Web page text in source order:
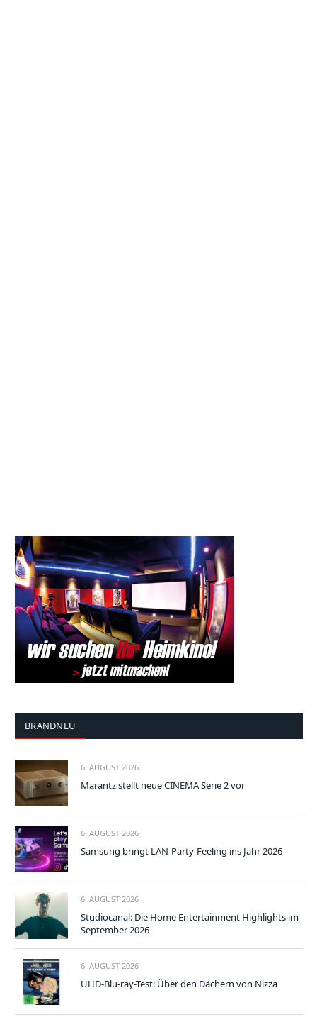
BRANDNEU
6. AUGUST 2026
Marantz stellt neue CINEMA Serie 2 vor
6. AUGUST 2026
Samsung bringt LAN-Party-Feeling ins Jahr 2026
6. AUGUST 2026
Studiocanal: Die Home Entertainment Highlights im
September 2026
6. AUGUST 2026
UHD-Blu-ray-Test: Über den Dächern von Nizza